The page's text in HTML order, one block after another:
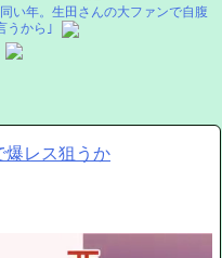
い年。生田さんの大ファンで自腹
うから｣
爆レス狙うか